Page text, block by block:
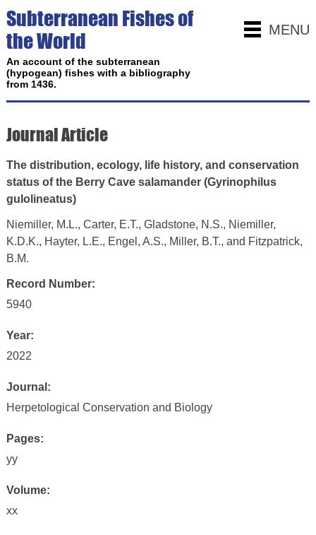
MENU
Subterranean Fishes of
the World
An account of the subterranean
(hypogean) fishes with a bibliography
from 1436.
Journal Article
The distribution, ecology, life history, and conservation
status of the Berry Cave salamander (Gyrinophilus
gulolineatus)
Niemiller, M.L., Carter, E.T., Gladstone, N.S., Niemiller,
K.D.K., Hayter, L.E., Engel, A.S., Miller, B.T., and Fitzpatrick,
B.M.
Record Number:
5940
Year:
2022
Journal:
Herpetological Conservation and Biology
Pages:
yy
Volume:
xx